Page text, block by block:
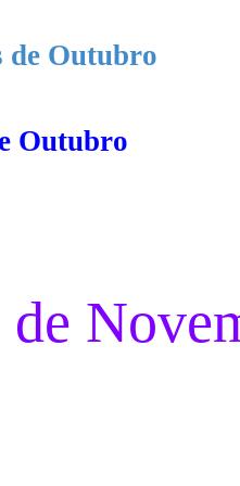
de Outubro
Outubro
de